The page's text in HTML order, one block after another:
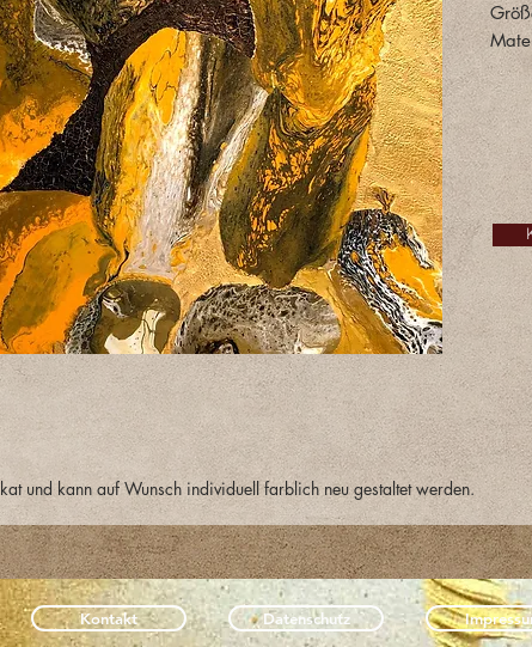
Sie
und kann auf Wunsch individuell farblich neu gestaltet werden.
Kontakt Datenschutz